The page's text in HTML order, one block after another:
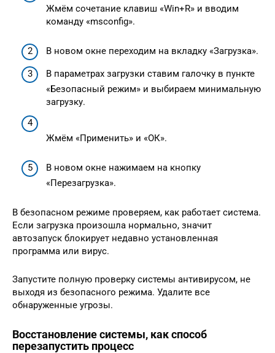
Жмём сочетание клавиш «Win+R» и вводим
команду «msconfig».
В новом окне переходим на вкладку «Загрузка».
В параметрах загрузки ставим галочку в пункте
«Безопасный режим» и выбираем минимальную
загрузку.
Жмём «Применить» и «ОК».
В новом окне нажимаем на кнопку
«Перезагрузка».
В безопасном режиме проверяем, как работает система.
Если загрузка произошла нормально, значит
автозапуск блокирует недавно установленная
программа или вирус.
Запустите полную проверку системы антивирусом, не
выходя из безопасного режима. Удалите все
обнаруженные угрозы.
Восстановление системы, как способ
перезапустить процесс